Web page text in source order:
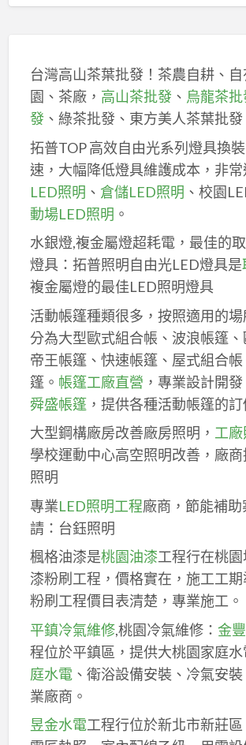
台灣高山茶葉批發！茶農自耕、
園、茶廠， 高山茶批發、 烏龍茶
發、綠茶批發、東方美人茶葉批
拓普TOP 高效自由光系列燈具換
速，大幅降低燈具維護成本，非
LED照明 、 倉儲LED照明 、校園
動場LED照明 。
水銀燈,複金屬燈超耗電，最佳的
燈具：拓普照明自由光LED燈具是
複金屬燈的最佳LED照明燈具
活動帳篷種類很多，按照適用的
分為大型歐式組合帳、波浪帳篷、
帝王帳篷、快速帳篷、屋式組合
篷。 帳篷工廠直營 ，專業設計開
舜盛帳篷，提供各種活動帳篷的
大型鋼構廠房改善廠房照明， 工
學校運動中心高空照明改善，廠
照明
專業LED照明工程廠商，節能補助
請：台鈺照明
楓格油漆是桃園油漆工程行在桃
漆粉刷工程，價格實在，施工工
粉刷工程價目表清楚，專業施工。
平鎮冷氣維修,桃園冷氣維修： 金
程位於平鎮區，提供大桃園家庭水
庭水電、衛浴設備安裝、冷氣安
業廠商。
昱金水電工程行位於新北市新莊